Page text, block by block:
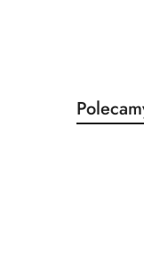
PomińProdukty
o